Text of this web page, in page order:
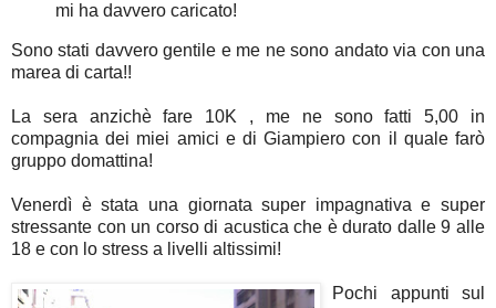
mi ha davvero caricato!
Sono stati davvero gentile e me ne sono andato via con una
marea di carta!!
La sera anzichè fare 10K , me ne sono fatti 5,00 in
compagnia dei miei amici e di Giampiero con il quale farò
gruppo domattina!
Venerdì è stata una giornata super impagnativa e super
stressante con un corso di acustica che è durato dalle 9 alle
18 e con lo stress a livelli altissimi!
Pochi appunti sul